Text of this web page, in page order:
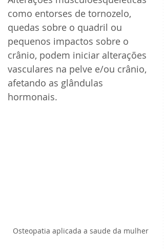
como entorses de tornozelo,
quedas sobre o quadril ou
pequenos impactos sobre o
crânio, podem iniciar alterações
vasculares na pelve e/ou crânio,
afetando as glândulas
hormonais.
Osteopatia aplicada a saude da mulher